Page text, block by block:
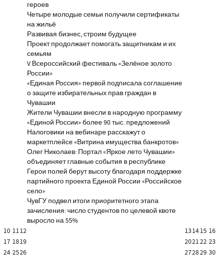
героев
Четыре молодые семьи получили сертификаты
на жильё
Развивая бизнес, строим будущее
Проект продолжает помогать защитникам и их
семьям
V Всероссийский фестиваль «Зелёное золото
России»
«Единая Россия» первой подписала соглашение
о защите избирательных прав граждан в
Чувашии
Жители Чувашии внесли в народную программу
«Единой России» более 90 тыс. предложений
Налоговики на вебинаре расскажут о
маркетплейсе «Витрина имущества банкротов»
Олег Николаев: Портал «Яркое лето Чувашии»
объединяет главные события в республике
Герои полей берут высоту благодаря поддержке
партийного проекта Единой России «Российское
село»
ЧувГУ подвел итоги приоритетного этапа
зачисления: число студентов по целевой квоте
выросло на 55%
10 1112 131415 16
17 1819 202122 23
24 2526 272829 30